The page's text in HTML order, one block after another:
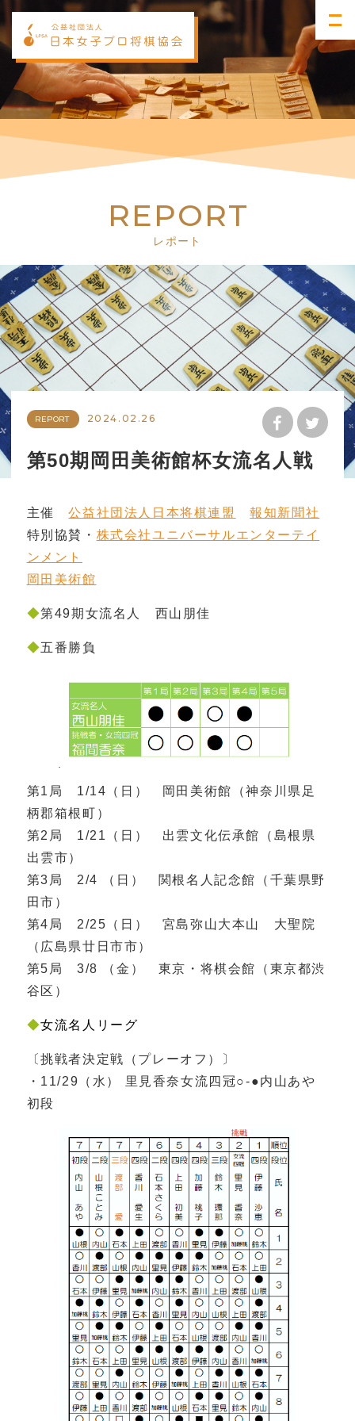
REPORT
レポート
REPORT 2024.02.26
第50期岡田美術館杯女流名人戦
主催公益社団法人日本将棋連盟
報知新聞社
特別協賛・ 株式会社ユニバーサルエンターテイ
ンメント
岡田美術館
◆第49期女流名人 西山朋佳
◆五番勝負
第1局 1/14（日） 岡田美術館（神奈川県足
柄郡箱根町）
第2局 1/21（日） 出雲文化伝承館（島根県
出雲市）
第3局 2/4 （日） 関根名人記念館（千葉県野
田市）
第4局 2/25（日） 宮島弥山大本山 大聖院
（広島県廿日市市）
第5局 3/8 （金） 東京・将棋会館（東京都渋
谷区）
◆女流名人リーグ
〔挑戦者決定戦（プレーオフ）〕
・11/29（水） 里見香奈女流四冠○‐●内山あや
初段